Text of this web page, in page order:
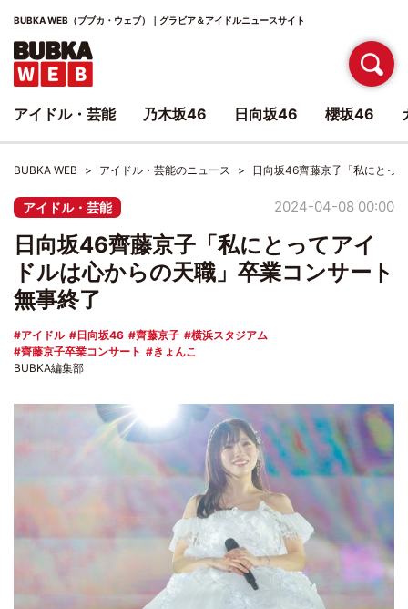
BUBKA WEB（ブブカ・ウェブ）｜グラビア＆アイドルニュースサイト
BUBKA WEB アイドル・芸能のニュース 日向坂46齊藤京子「私にとっ
アイドル・芸能 2024-04-08 00:00
日向坂46齊藤京子「私にとってアイ
ドルは心からの天職」卒業コンサート
無事終了
アイドル 日向坂46 齊藤京子
横浜スタジアム
齊藤京子卒業コンサート
きょんこ
BUBKA編集部
アイドル・芸能 乃木坂46 日向坂46 櫻坂46